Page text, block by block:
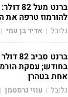
ברנט
להורמוז טרפה את
גלובל | אדיר בן עמי |
בחודש; עסקת
אחת בטהרן
גלובל | עוזי גרסטמן |